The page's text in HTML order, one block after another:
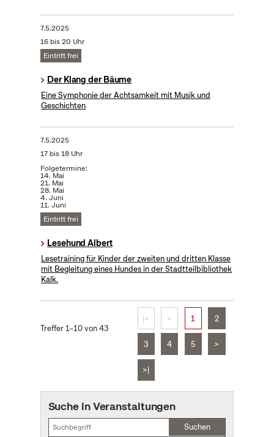
7.5.2025
16 bis 20 Uhr
Eintritt frei
Der Klang der Bäume
Eine Symphonie der Achtsamkeit mit Musik und
Geschichten
7.5.2025
17 bis 18 Uhr
Folgetermine:
14. Mai
21. Mai
28. Mai
4. Juni
11. Juni
Eintritt frei
Lesehund Albert
Lesetraining für Kinder der zweiten und dritten Klasse
mit Begleitung eines Hundes in der Stadtteilbibliothek
Kalk.
Treffer 1–10 von 43
|< < 1 2
3 4 5 >
>|
Suche in Veranstaltungen
Suchen